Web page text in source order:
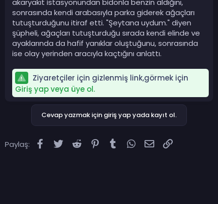
sonrasında kendi arabasıyla parka giderek ağaçları
tutuşturduğunu itiraf etti. "Şeytana uydum." diyen
şüpheli, ağaçları tutuşturduğu sırada kendi elinde ve
ayaklarında da hafif yanıklar oluştuğunu, sonrasında
ise olay yerinden aracıyla kaçtığını anlattı.
Ziyaretçiler için gizlenmiş link,görmek için
Giriş yap veya üye ol.
Cevap yazmak için giriş yap yada kayıt ol.
Paylaş: Facebook
Twitter Reddit Pinterest
Tumblr WhatsApp
E-posta